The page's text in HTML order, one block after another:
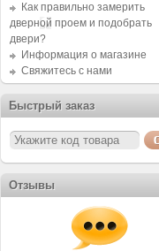
Как правильно замерить
дверной проем и подобрать
двери?
Информация о магазине
Свяжитесь с нами
Быстрый заказ
Отзывы